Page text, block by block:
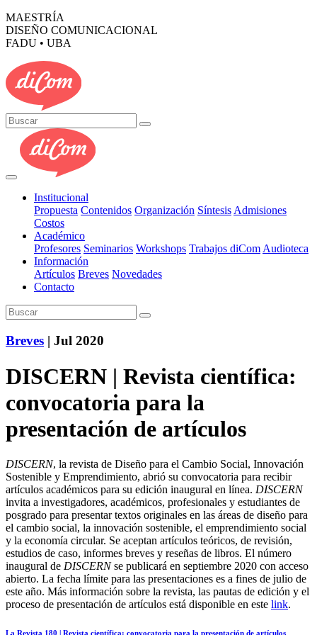
MAESTRÍA
DISEÑO COMUNICACIONAL
FADU • UBA
Institucional
Propuesta Contenidos Organización Síntesis Admisiones
Costos
Académico
Profesores Seminarios Workshops Trabajos diCom Audioteca
Información
Artículos Breves Novedades
Contacto
Breves | Jul 2020
DISCERN | Revista científica:
convocatoria para la
presentación de artículos
DISCERN, la revista de Diseño para el Cambio Social, Innovación
Sostenible y Emprendimiento, abrió su convocatoria para recibir
artículos académicos para su edición inaugural en línea. DISCERN
invita a investigadores, académicos, profesionales y estudiantes de
posgrado para presentar textos originales en las áreas de diseño para
el cambio social, la innovación sostenible, el emprendimiento social
y la economía circular. Se aceptan artículos teóricos, de revisión,
estudios de caso, informes breves y reseñas de libros. El número
inaugural de DISCERNse publicará en septiembre 2020 con acceso
abierto. La fecha límite para las presentaciones es a fines de julio de
este año. Más información sobre la revista, las pautas de edición y el
proceso de presentación de artículos está disponible en este link.
La Revista 180 | Revista científica: convocatoria para la presentación de artículos